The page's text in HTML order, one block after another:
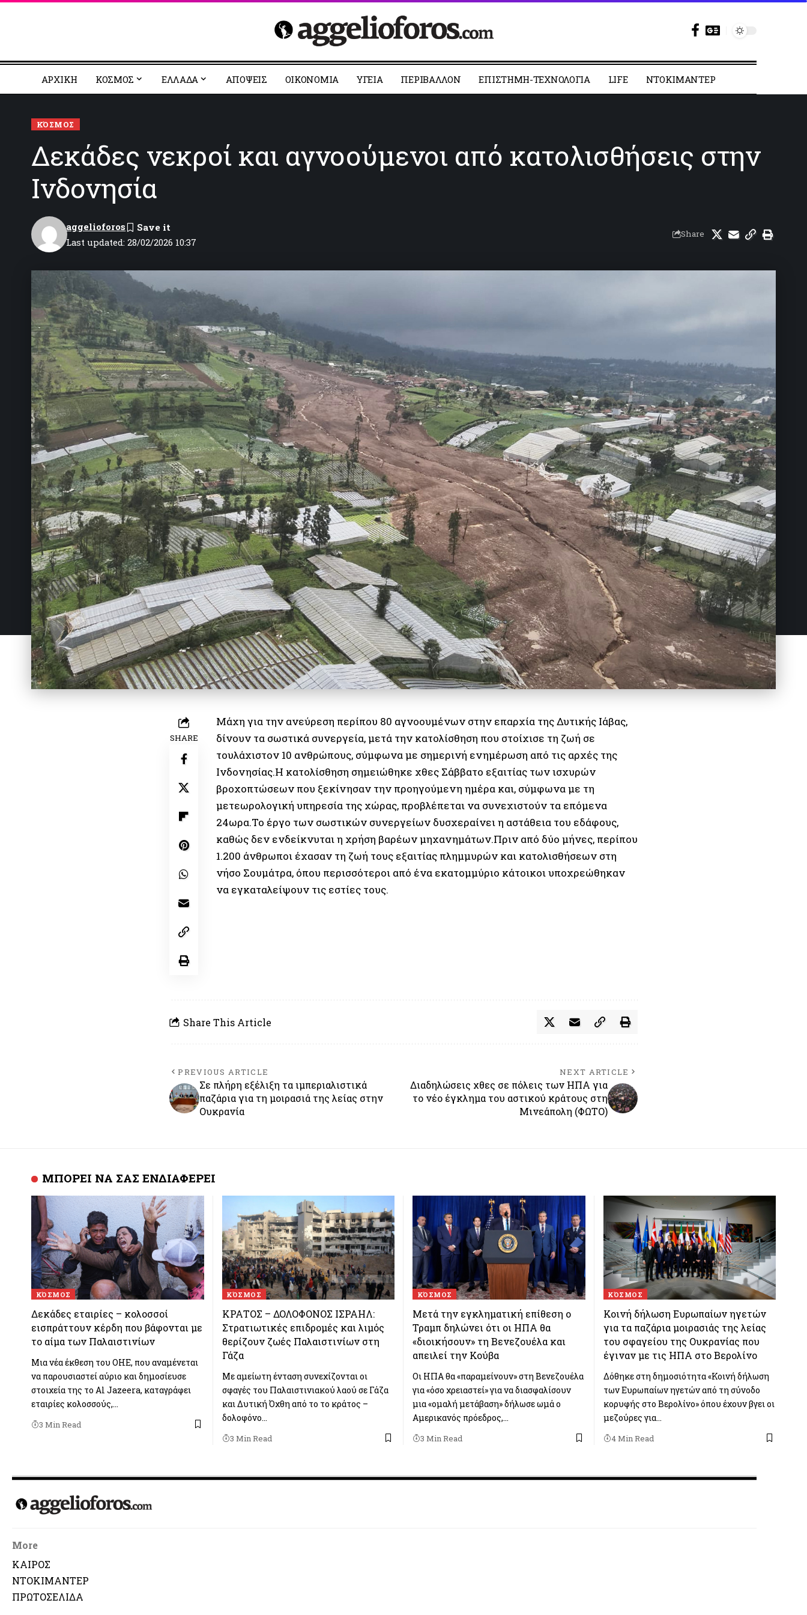
ΑΡΧΙΚΗ ΚΟΣΜΟΣ EΛΛΑΔΑ ΑΠΟΨΕΙΣ ΟΙΚΟΝΟΜΙΑ YΓΕΙΑ ΠΕΡΙΒΑΛΛΟΝ ΕΠΙΣΤΗΜΗ-ΤΕΧΝΟΛΟΓΙΑ LIFE ΝΤΟΚΙΜΑΝΤΕΡ
ΚΌΣΜΟΣ
Δεκάδες νεκροί και αγνοούμενοι από κατολισθήσεις στην
Ινδονησία
Last updated: 28/02/2026 10:37
aggelioforos
Share
SHARE
Μάχη για την ανεύρεση περίπου 80 αγνοουμένων στην επαρχία της Δυτικής Ιάβας,
δίνουν τα σωστικά συνεργεία, μετά την κατολίσθηση που στοίχισε τη ζωή σε
τουλάχιστον 10 ανθρώπους, σύμφωνα με σημερινή ενημέρωση από τις αρχές της
Ινδονησίας.Η κατολίσθηση σημειώθηκε χθες Σάββατο εξαιτίας των ισχυρών
βροχοπτώσεων που ξεκίνησαν την προηγούμενη ημέρα και, σύμφωνα με τη
μετεωρολογική υπηρεσία της χώρας, προβλέπεται να συνεχιστούν τα επόμενα
24ωρα.Το έργο των σωστικών συνεργείων δυσχεραίνει η αστάθεια του εδάφους,
καθώς δεν ενδείκνυται η χρήση βαρέων μηχανημάτων.Πριν από δύο μήνες, περίπου
1.200 άνθρωποι έχασαν τη ζωή τους εξαιτίας πλημμυρών και κατολισθήσεων στη
νήσο Σουμάτρα, όπου περισσότεροι από ένα εκατομμύριο κάτοικοι υποχρεώθηκαν
να εγκαταλείψουν τις εστίες τους.
Share This Article
PREVIOUS ARTICLE
Σε πλήρη εξέλιξη τα ιμπεριαλιστικά
παζάρια για τη μοιρασιά της λείας στην
Ουκρανία
NEXT ARTICLE
Διαδηλώσεις χθες σε πόλεις των ΗΠΑ για
το νέο έγκλημα του αστικού κράτους στη
Μινεάπολη (ΦΩΤΟ)
ΜΠΟΡΕΙ ΝΑ ΣΑΣ ΕΝΔΙΑΦΕΡΕΙ
ΚΌΣΜΟΣ
Δεκάδες εταιρίες – κολοσσοί
εισπράττουν κέρδη που βάφονται με
το αίμα των Παλαιστινίων
Μια νέα έκθεση του ΟΗΕ, που αναμένεται
να παρουσιαστεί αύριο και δημοσίευσε
στοιχεία της το Al Jazeera, καταγράφει
εταιρίες κολοσσούς,…
3 Min Read
ΚΌΣΜΟΣ
ΚΡΑΤΟΣ – ΔΟΛΟΦΟΝΟΣ ΙΣΡΑΗΛ:
Στρατιωτικές επιδρομές και λιμός
θερίζουν ζωές Παλαιστινίων στη
Γάζα
Με αμείωτη ένταση συνεχίζονται οι
σφαγές του Παλαιστινιακού λαού σε Γάζα
και Δυτική Όχθη από το το κράτος –
δολοφόνο…
3 Min Read
ΚΌΣΜΟΣ
Μετά την εγκληματική επίθεση ο
Τραμπ δηλώνει ότι οι ΗΠΑ θα
«διοικήσουν» τη Βενεζουέλα και
απειλεί την Κούβα
Οι ΗΠΑ θα «παραμείνουν» στη Βενεζουέλα
για «όσο χρειαστεί» για να διασφαλίσουν
μια «ομαλή μετάβαση» δήλωσε ωμά ο
Αμερικανός πρόεδρος,…
3 Min Read
ΚΌΣΜΟΣ
Κοινή δήλωση Ευρωπαίων ηγετών
για τα παζάρια μοιρασιάς της λείας
του σφαγείου της Ουκρανίας που
έγιναν με τις ΗΠΑ στο Βερολίνο
Δόθηκε στη δημοσιότητα «Κοινή δήλωση
των Ευρωπαίων ηγετών από τη σύνοδο
κορυφής στο Βερολίνο» όπου έχουν βγει οι
μεζούρες για…
4 Min Read
More
ΚΑΙΡΟΣ
ΝΤΟΚΙΜΑΝΤΕΡ
ΠΡΩΤΟΣΕΛΙΔΑ